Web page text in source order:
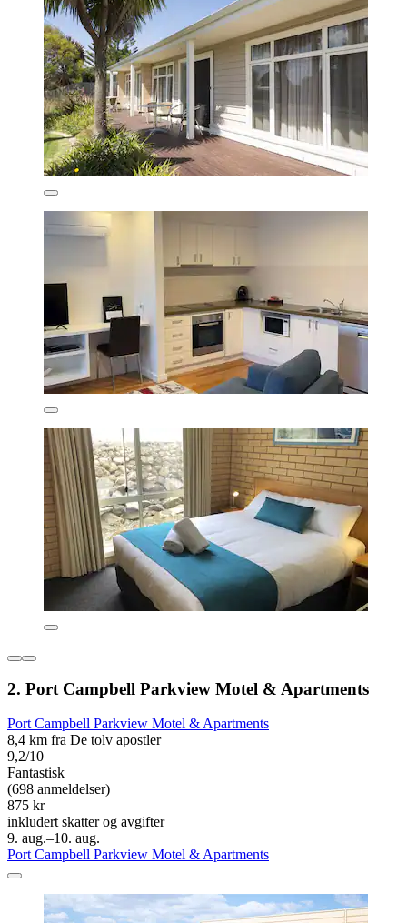
2. Port Campbell Parkview Motel & Apartments
Port Campbell Parkview Motel & Apartments
8,4 km fra De tolv apostler
9,2/10
Fantastisk
(698 anmeldelser)
875 kr
inkludert skatter og avgifter
9. aug.–10. aug.
Port Campbell Parkview Motel & Apartments